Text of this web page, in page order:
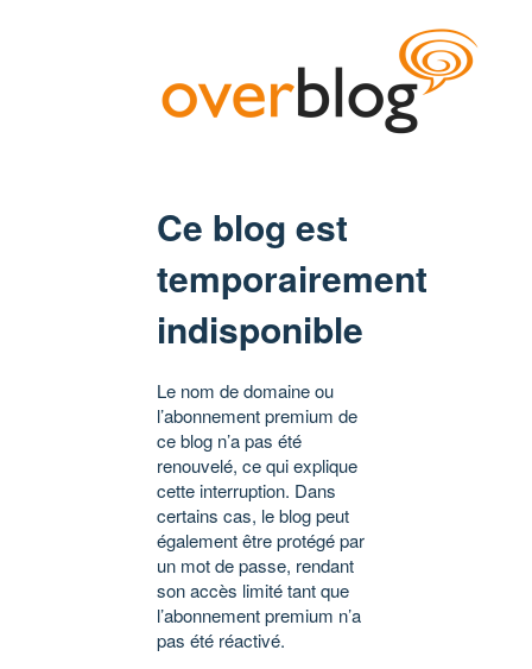
Ce blog est
temporairement
indisponible
Le nom de domaine ou
l’abonnement premium de
ce blog n’a pas été
renouvelé, ce qui explique
cette interruption. Dans
certains cas, le blog peut
également être protégé par
un mot de passe, rendant
son accès limité tant que
l’abonnement premium n’a
pas été réactivé.